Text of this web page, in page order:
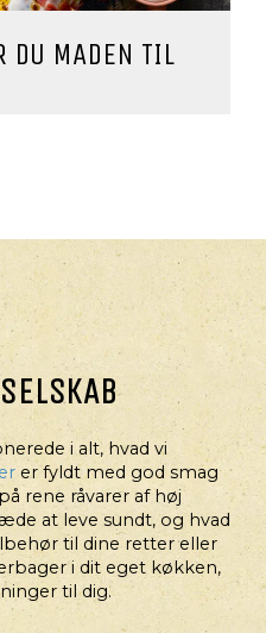
DU MADEN TIL
i alt, hvad vi
er fyldt med god smag
rene råvarer af høj
at leve sundt, og hvad
til dine retter eller
i dit eget køkken,
til dig.